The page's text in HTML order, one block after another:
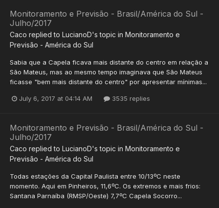
Monitoramento e Previsão - Brasil/América do Sul -
Julho/2017
Caco replied to LucianoD's topic in Monitoramento e
Previsão - América do Sul
Sabia que a Capela ficava mais distante do centro em relação a
São Mateus, mas ao mesmo tempo imaginava que São Mateus
ficasse "bem mais distante do centro" por apresentar mínimas...
July 6, 2017 at 04:14 AM 3535 replies
Monitoramento e Previsão - Brasil/América do Sul -
Julho/2017
Caco replied to LucianoD's topic in Monitoramento e
Previsão - América do Sul
Todas estações da Capital Paulista entre 10/13ºC neste
momento. Aqui em Pinheiros, 11,6ºC. Os extremos e mais frios:
Santana Parnaíba (RMSP/Oeste) 7,7ºC Capela Socorro...